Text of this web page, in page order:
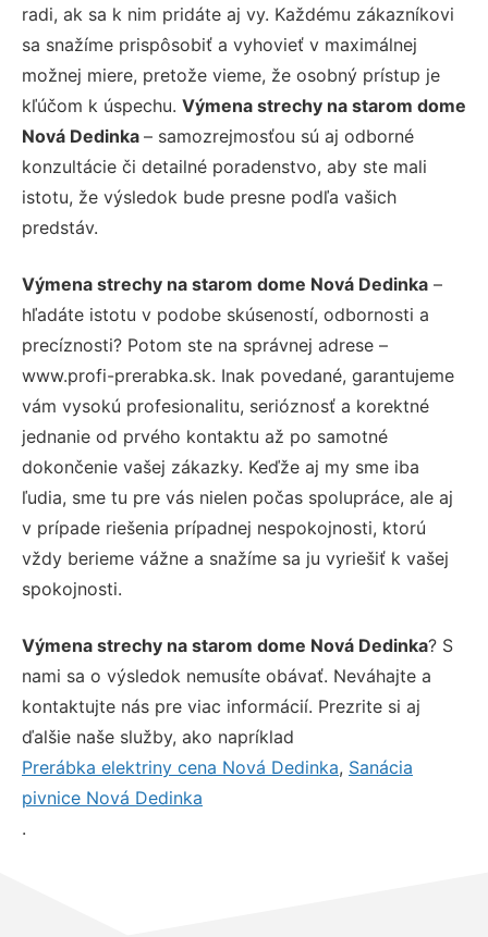
radi, ak sa k nim pridáte aj vy. Každému zákazníkovi
sa snažíme prispôsobiť a vyhovieť v maximálnej
možnej miere, pretože vieme, že osobný prístup je
kľúčom k úspechu. Výmena strechy na starom dome
Nová Dedinka – samozrejmosťou sú aj odborné
konzultácie či detailné poradenstvo, aby ste mali
istotu, že výsledok bude presne podľa vašich
predstáv.
Výmena strechy na starom dome Nová Dedinka –
hľadáte istotu v podobe skúseností, odbornosti a
precíznosti? Potom ste na správnej adrese –
www.profi-prerabka.sk. Inak povedané, garantujeme
vám vysokú profesionalitu, serióznosť a korektné
jednanie od prvého kontaktu až po samotné
dokončenie vašej zákazky. Keďže aj my sme iba
ľudia, sme tu pre vás nielen počas spolupráce, ale aj
v prípade riešenia prípadnej nespokojnosti, ktorú
vždy berieme vážne a snažíme sa ju vyriešiť k vašej
spokojnosti.
Výmena strechy na starom dome Nová Dedinka? S
nami sa o výsledok nemusíte obávať. Neváhajte a
kontaktujte nás pre viac informácií. Prezrite si aj
ďalšie naše služby, ako napríklad
Prerábka elektriny cena Nová Dedinka, Sanácia
pivnice Nová Dedinka
.